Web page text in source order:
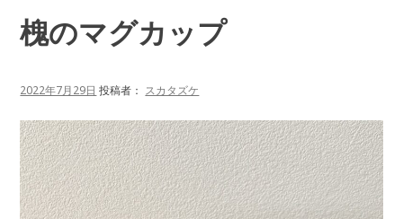
槐のマグカップ
2022年7月29日 投稿者： スカタズケ